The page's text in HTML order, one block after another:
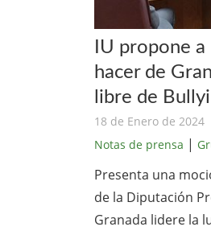
IU propone
hacer de
libre de
18 de Enero de 2024
Notas de prensa |
Presenta una
de la Diputación
Granada lidere la